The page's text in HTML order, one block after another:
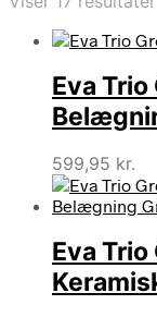
Eva
599,95 kr.
Eva